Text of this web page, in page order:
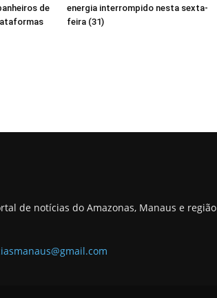
de
energia interrompido nesta sexta-
feira (31)
de notícias do Amazonas, Manaus e região